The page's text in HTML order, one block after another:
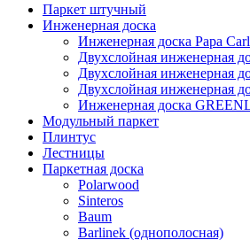
Паркет штучный
Инженерная доска
Инженерная доска Papa
Двухслойная инженерная
Двухслойная инженерная
Двухслойная инженерная
Инженерная доска
Модульный паркет
Плинтус
Лестницы
Паркетная доска
Polarwood
Sinteros
Baum
Barlinek (однополосная)